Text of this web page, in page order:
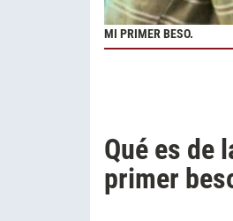
MI PRIMER BESO.
Qué es de
primer